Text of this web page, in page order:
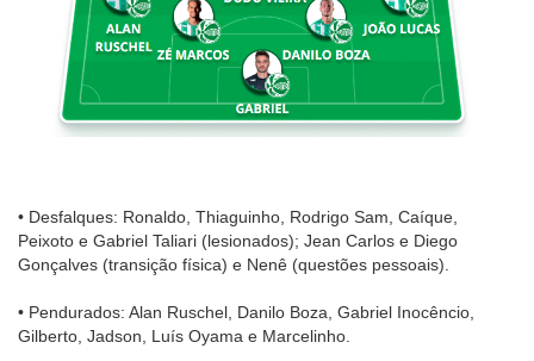
• Desfalques: Ronaldo, Thiaguinho, Rodrigo Sam, Caíque,
Peixoto e Gabriel Taliari (lesionados); Jean Carlos e Diego
Gonçalves (transição física) e Nenê (questões pessoais).
• Pendurados: Alan Ruschel, Danilo Boza, Gabriel Inocêncio,
Gilberto, Jadson, Luís Oyama e Marcelinho.